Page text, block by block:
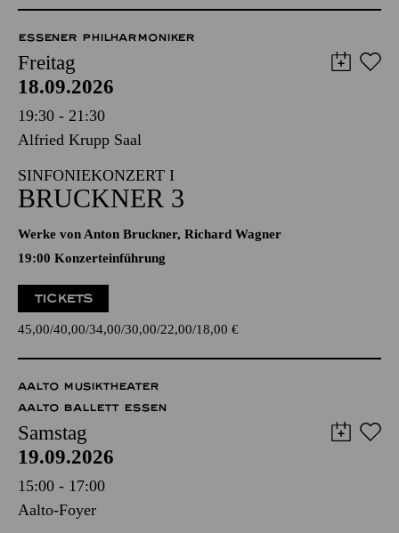
ESSENER PHILHARMONIKER
Freitag
18.09.2026
19:30 - 21:30
Alfried Krupp Saal
SINFONIEKONZERT I
BRUCKNER 3
Werke von Anton Bruckner, Richard Wagner
19:00 Konzerteinführung
TICKETS
45,00 40,00 34,00 30,00 22,00 18,00 €
AALTO MUSIKTHEATER
AALTO BALLETT ESSEN
Samstag
19.09.2026
15:00 - 17:00
Aalto-Foyer